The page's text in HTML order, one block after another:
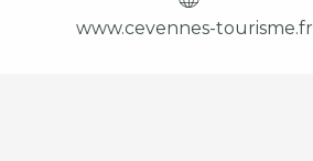
www.cevennes-tourisme.fr